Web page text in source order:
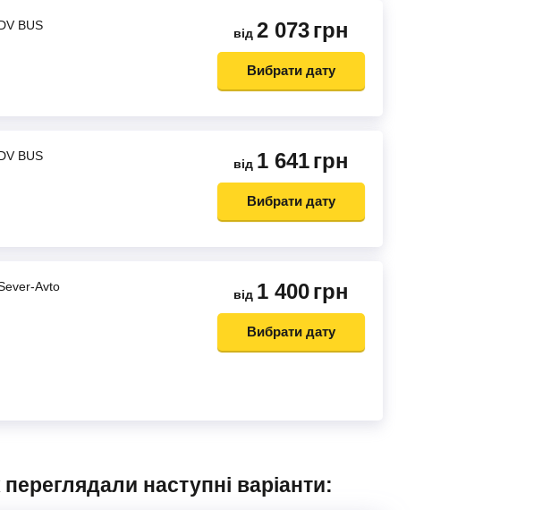
BUS
від 2 073грн
Вибрати дату
BUS
від 1 641грн
Вибрати дату
Avto
від 1 400грн
Вибрати дату
наступні варіанти: